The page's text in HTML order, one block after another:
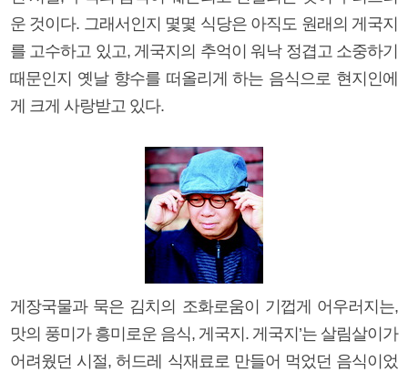
운 것이다. 그래서인지 몇몇 식당은 아직도 원래의 게국지
를 고수하고 있고, 게국지의 추억이 워낙 정겹고 소중하기
때문인지 옛날 향수를 떠올리게 하는 음식으로 현지인에
게 크게 사랑받고 있다.
게장국물과 묵은 김치의 조화로움이 기껍게 어우러지는,
맛의 풍미가 흥미로운 음식, 게국지. 게국지’는 살림살이가
어려웠던 시절, 허드레 식재료로 만들어 먹었던 음식이었